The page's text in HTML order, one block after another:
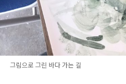
그림으로 그린 바다 가는 길